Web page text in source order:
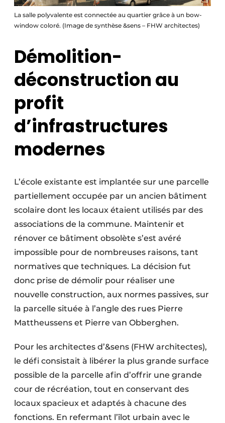
La salle polyvalente est connectée au quartier grâce à un bow-
window coloré. (Image de synthèse &sens – FHW architectes)
Démolition-
déconstruction au
profit
d’infrastructures
modernes
L’école existante est implantée sur une parcelle
partiellement occupée par un ancien bâtiment
scolaire dont les locaux étaient utilisés par des
associations de la commune. Maintenir et
rénover ce bâtiment obsolète s’est avéré
impossible pour de nombreuses raisons, tant
normatives que techniques. La décision fut
donc prise de démolir pour réaliser une
nouvelle construction, aux normes passives, sur
la parcelle située à l’angle des rues Pierre
Mattheussens et Pierre van Obberghen.
Pour les architectes d’&sens (FHW architectes),
le défi consistait à libérer la plus grande surface
possible de la parcelle afin d’offrir une grande
cour de récréation, tout en conservant des
locaux spacieux et adaptés à chacune des
fonctions. En refermant l’îlot urbain avec le